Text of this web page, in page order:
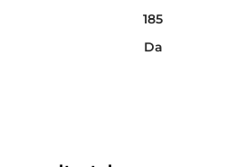
185
Da